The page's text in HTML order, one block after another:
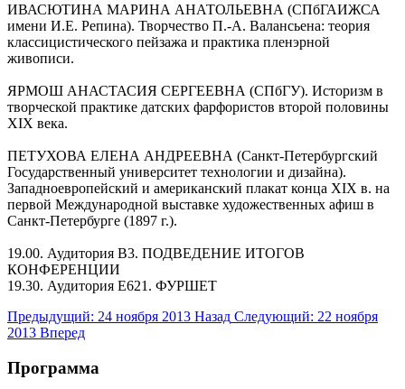
ИВАСЮТИНА МАРИНА АНАТОЛЬЕВНА (СПбГАИЖСА
имени И.Е. Репина). Творчество П.-А. Валансьена: теория
классицистического пейзажа и практика пленэрной
живописи.
ЯРМОШ АНАСТАСИЯ СЕРГЕЕВНА (СПбГУ). Историзм в
творческой практике датских фарфористов второй половины
ΧΙΧ века.
ПЕТУХОВА ЕЛЕНА АНДРЕЕВНА (Санкт-Петербургский
Государственный университет технологии и дизайна).
Западноевропейский и американский плакат конца XIX в. на
первой Международной выставке художественных афиш в
Санкт-Петербурге (1897 г.).
19.00. Аудитория В3. ПОДВЕДЕНИЕ ИТОГОВ
КОНФЕРЕНЦИИ
19.30. Аудитория Е621. ФУРШЕТ
Предыдущий: 24 ноября 2013 Назад Следующий: 22 ноября
2013 Вперед
Программа